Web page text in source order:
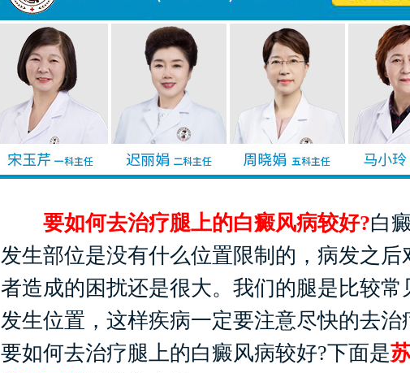
要如何去治疗腿上的白癜风病较好?白
发生部位是没有什么位置限制的，病发之后
者造成的困扰还是很大。我们的腿是比较常
发生位置，这样疾病一定要注意尽快的去治
要如何去治疗腿上的白癜风病较好?下面是